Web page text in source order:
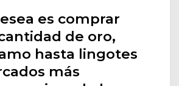
es comprar
de oro,
hasta lingotes
más